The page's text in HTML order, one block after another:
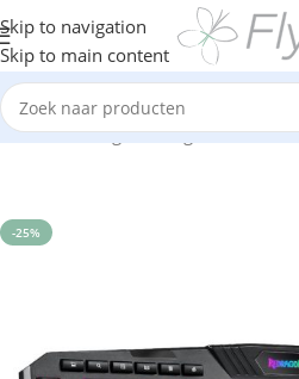
Skip to navigation
Skip to main content
Home/Gaming/Gaming toetsenbord
-25%